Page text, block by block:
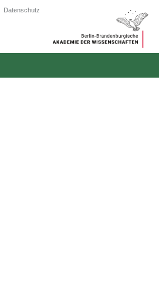
Datenschutz